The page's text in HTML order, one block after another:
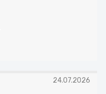
24.07.2026